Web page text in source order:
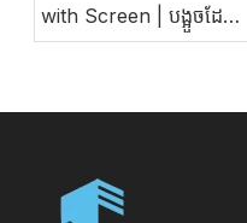
with Screen | បង្អួចដែល
មានប្រសិទ្ធភាពថាមពលផ្ទាល់
និងលំនៅដ្ឋាន